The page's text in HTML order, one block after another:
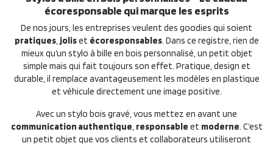
écoresponsable qui marque les esprits
De nos jours, les entreprises veulent des goodies qui soient
pratiques,joliset écoresponsables. Dans ce registre, rien de
mieux qu’un stylo à bille en bois personnalisé, un petit objet
simple mais qui fait toujours son effet. Pratique, design et
durable, il remplace avantageusement les modèles en plastique
et véhicule directement une image positive.
Avec un stylo bois gravé, vous mettez en avant une
communication authentique, responsable et moderne. C’est
un petit objet que vos clients et collaborateurs utiliseront